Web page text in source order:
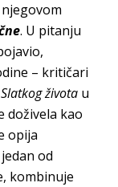
. U pitanju
– kritičari
Slatkog života u
doživela kao
opija
od
kombinuje